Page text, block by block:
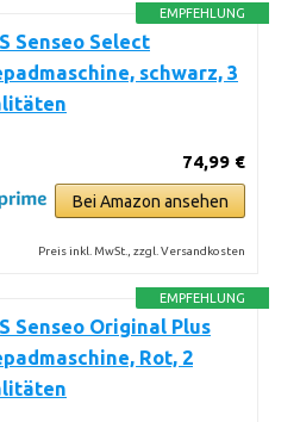
EMPFEHLUNG
Senseo Select
schwarz, 3
74,99 €
Bei Amazon ansehen
Preis inkl. MwSt., zzgl. Versandkosten
EMPFEHLUNG
Senseo Original Plus
Rot, 2